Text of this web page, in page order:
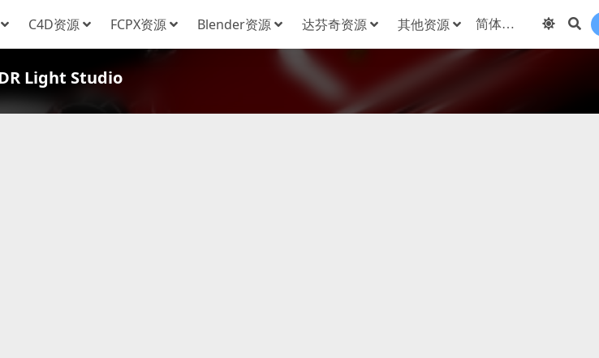
C4D资源 FCPX资源 Blender资源 达芬奇资源 其他资源
Light Studio